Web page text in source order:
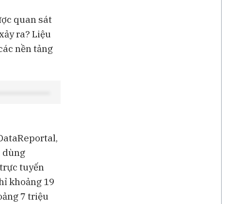
quan sát
ra? Liệu
nền tảng
dùng
tuyến
khoảng 19
7 triệu